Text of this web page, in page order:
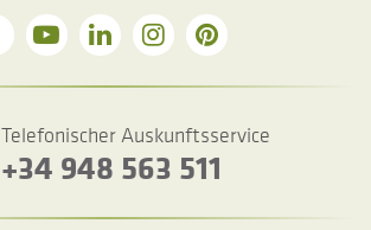
Telefonischer Auskunftsservice
+34 948 563 511